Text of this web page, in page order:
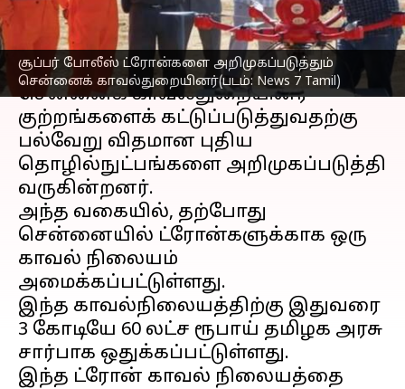
சூப்பர் போலீஸ் ட்ரோன்களை அறிமுகப்படுத்தும்
சென்னைக் காவல்துறையினர்(படம்: News 7 Tamil)
எழுதியவர் Sindhuja SM Dec 27, 2022 11:09 pm
செய்தி முன்னோட்டம்
சென்னைக் காவல்துறையினர்
குற்றங்களைக் கட்டுப்படுத்துவதற்கு
பல்வேறு விதமான புதிய
தொழில்நுட்பங்களை அறிமுகப்படுத்தி
வருகின்றனர்.
அந்த வகையில், தற்போது
சென்னையில் ட்ரோன்களுக்காக ஒரு
காவல் நிலையம்
அமைக்கப்பட்டுள்ளது.
இந்த காவல்நிலையத்திற்கு இதுவரை
3 கோடியே 60 லட்ச ரூபாய் தமிழக அரசு
சார்பாக ஒதுக்கப்பட்டுள்ளது.
இந்த ட்ரோன் காவல் நிலையத்தை